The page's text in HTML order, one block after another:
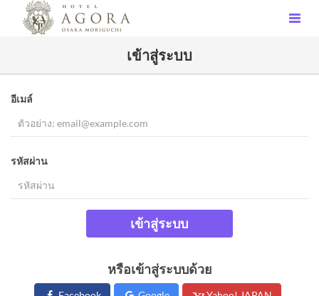
เข้าสู่ระบบ
อีเมล์
รหัสผ่าน
เข้าสู่ระบบ
หรือเข้าสู่ระบบด้วย